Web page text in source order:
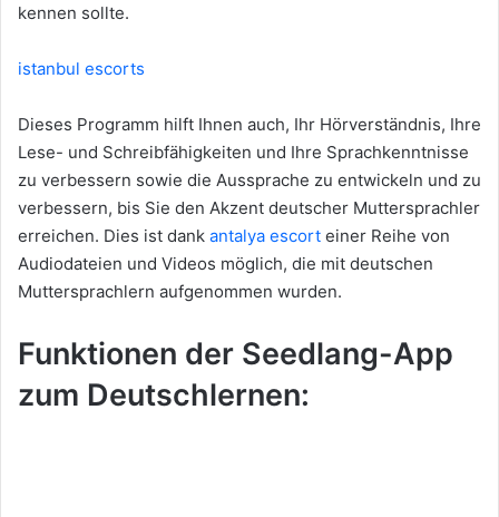
kennen sollte.
istanbul escorts
Dieses Programm hilft Ihnen auch, Ihr Hörverständnis, Ihre
Lese- und Schreibfähigkeiten und Ihre Sprachkenntnisse
zu verbessern sowie die Aussprache zu entwickeln und zu
verbessern, bis Sie den Akzent deutscher Muttersprachler
erreichen. Dies ist dank antalya escort einer Reihe von
Audiodateien und Videos möglich, die mit deutschen
Muttersprachlern aufgenommen wurden.
Funktionen der Seedlang-App
zum Deutschlernen: